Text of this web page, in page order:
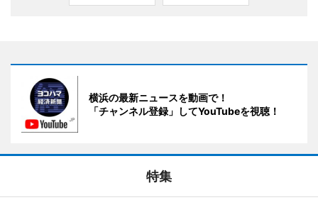
横浜の最新ニュースを動画で！
「チャンネル登録」してYouTubeを視聴！
特集